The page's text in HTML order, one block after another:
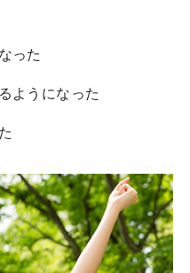
った
ようになった